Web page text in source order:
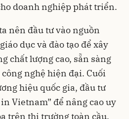
doanh nghiệp phát triển.
nên đầu tư vào nguồn
dục và đào tạo để xây
chất lượng cao, sẵn sàng
nghệ hiện đại. Cuối
hiệu quốc gia, đầu tư
Vietnam” để nâng cao uy
trên thị trường toàn cầu.